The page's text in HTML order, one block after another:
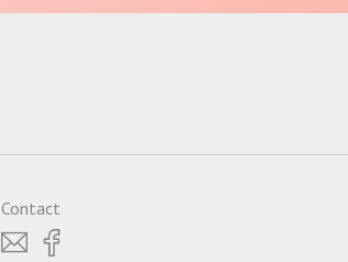
Contact